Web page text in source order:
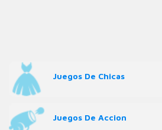
Juegos De Chicas
Juegos De Accion